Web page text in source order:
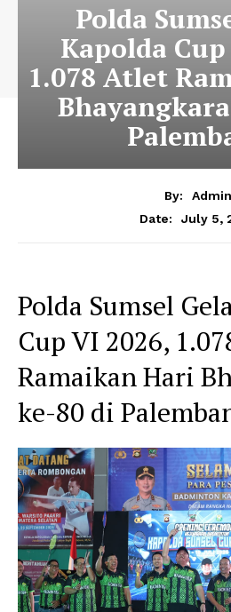
Polda
Kapolda
1.078 Atlet
By:
Admin
Date:
July 5,
Polda Sumsel
Cup VI 2026,
Ramaikan Hari
ke-80 di